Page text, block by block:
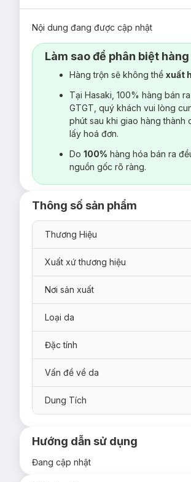
Nội dung đang được cập nhật
Làm sao để phân biệt
Hàng trộn sẽ không thể xuất
Tại Hasaki, 100% hàng bán
GTGT, quý khách vui lòng
phút sau khi giao hàng thành
lấy hoá đơn.
Do 100% hàng hóa bán ra
nguồn gốc rõ ràng.
Thông số sản phẩm
Thương Hiệu
Xuất xứ thương hiệu
Nơi sản xuất
Loại da
Đặc tính
Vấn đề về da
Dung Tích
Hướng dẫn sử dụng
Đang cập nhật